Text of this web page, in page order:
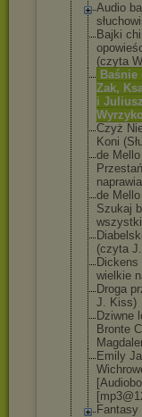
Audio
Bajki
(czyta
Baśnie
Zak,
i Juliusz
Czyż
Koni
de
de
Szukaj
(czyta
Dickens
wielkie
Droga
J. Kiss)
Dziwne
Bronte
Emily
Fantasy